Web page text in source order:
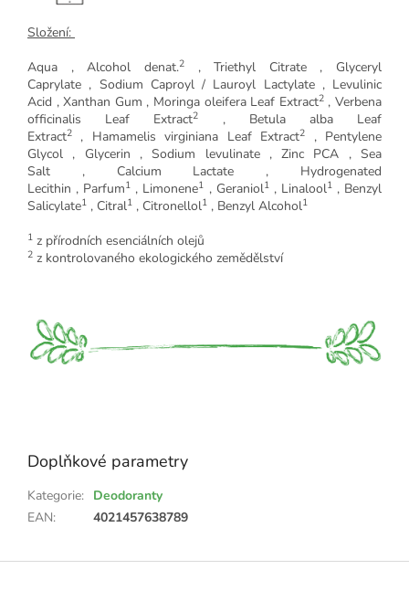
Složení:
Aqua
,Alcohol denat.2 ,Triethyl Citrate , Glyceryl
Caprylate , Sodium Caproyl / Lauroyl Lactylate , Levulinic
Acid ,Xanthan Gum , Moringa oleifera Leaf Extract2 ,Verbena
officinalis Leaf Extract2 , Betula alba Leaf
Extract2 , Hamamelis virginiana Leaf Extract2 , Pentylene
Glycol , Glycerin ,Sodium levulinate ,Zinc PCA ,Sea
Salt
, Calcium Lactate , Hydrogenated
Lecithin , Parfum1 , Limonene1 , Geraniol1 , Linalool1 , Benzyl
Salicylate1 , Citral1 , Citronellol1 , Benzyl Alcohol1
1 z přírodních esenciálních olejů
2 z kontrolovaného ekologického zemědělství
Doplňkové parametry
Kategorie: Deodoranty
EAN: 4021457638789
Z